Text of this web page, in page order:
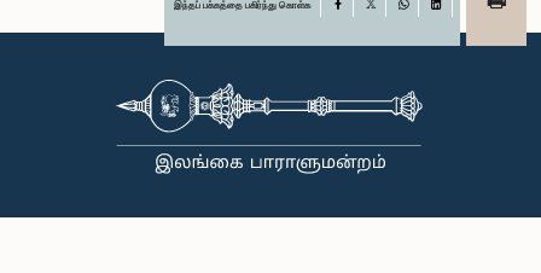
இந்தப் பக்கத்தை பகிர்ந்து கொள்க Facebook